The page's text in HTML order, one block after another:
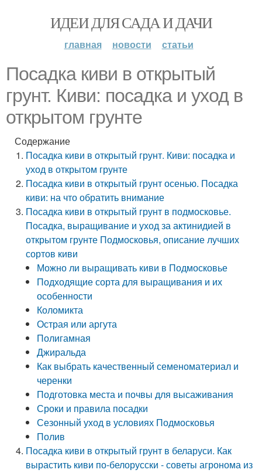
ИДЕИ ДЛЯ САДА И ДАЧИ
главная новости статьи
Посадка киви в открытый
грунт. Киви: посадка и уход в
открытом грунте
Содержание
Посадка киви в открытый грунт. Киви: посадка и
уход в открытом грунте
Посадка киви в открытый грунт осенью. Посадка
киви: на что обратить внимание
Посадка киви в открытый грунт в подмосковье.
Посадка, выращивание и уход за актинидией в
открытом грунте Подмосковья, описание лучших
сортов киви
Можно ли выращивать киви в Подмосковье
Подходящие сорта для выращивания и их
особенности
Коломикта
Острая или аргута
Полигамная
Джиральда
Как выбрать качественный семеноматериал и
черенки
Подготовка места и почвы для высаживания
Сроки и правила посадки
Сезонный уход в условиях Подмосковья
Полив
Посадка киви в открытый грунт в беларуси. Как
вырастить киви по-белорусски - советы агронома из